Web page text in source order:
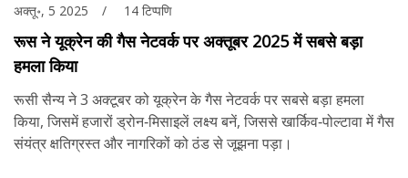
अक्तू॰, 5 2025 14 टिप्पणि
रूस ने यूक्रेन की गैस नेटवर्क पर अक्तूबर 2025 में सबसे बड़ा
हमला किया
रूसी सैन्य ने 3 अक्टूबर को यूक्रेन के गैस नेटवर्क पर सबसे बड़ा हमला
किया, जिसमें हजारों ड्रोन‑मिसाइलें लक्ष्य बनें, जिससे खार्किव‑पोल्टावा में गैस
संयंत्र क्षतिग्रस्त और नागरिकों को ठंड से जूझना पड़ा।